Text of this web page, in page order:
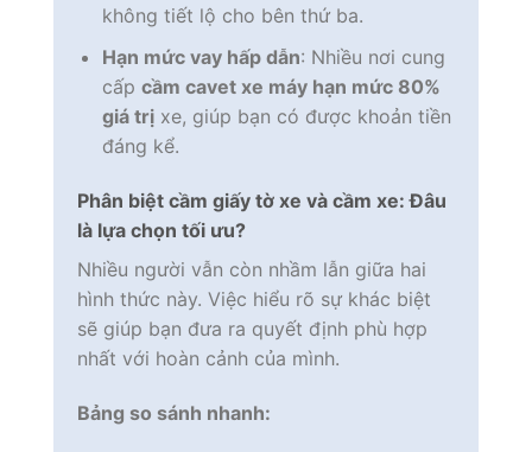
không tiết lộ cho bên thứ ba.
Hạn mức vay hấp dẫn: Nhiều nơi cung
cấp cầm cavet xe máy hạn mức 80%
giá trịxe, giúp bạn có được khoản tiền
đáng kể.
Phân biệt cầm giấy tờ xe và cầm xe: Đâu
là lựa chọn tối ưu?
Nhiều người vẫn còn nhầm lẫn giữa hai
hình thức này. Việc hiểu rõ sự khác biệt
sẽ giúp bạn đưa ra quyết định phù hợp
nhất với hoàn cảnh của mình.
Bảng so sánh nhanh: